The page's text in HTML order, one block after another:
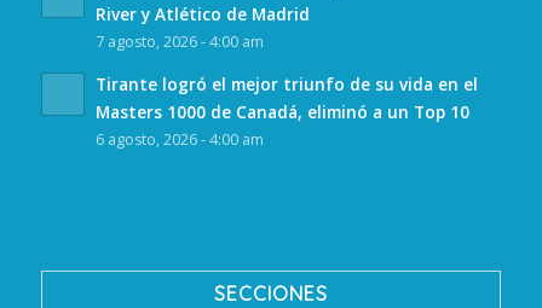
River y Atlético de Madrid
7 agosto, 2026 - 4:00 am
Tirante logró el mejor triunfo de su vida en el
Masters 1000 de Canadá, eliminó a un Top 10
6 agosto, 2026 - 4:00 am
SECCIONES